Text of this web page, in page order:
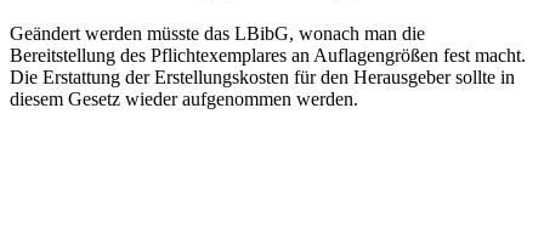
Geändert werden müsste das LBibG, wonach man die
Bereitstellung des Pflichtexemplares an Auflagengrößen fest macht.
Die Erstattung der Erstellungskosten für den Herausgeber sollte in
diesem Gesetz wieder aufgenommen werden.